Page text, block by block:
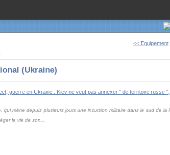
<< Equipement
(Ukraine)
qui mène depuis plusieurs jours une incursion militaire dans le sud de
la vie de son...